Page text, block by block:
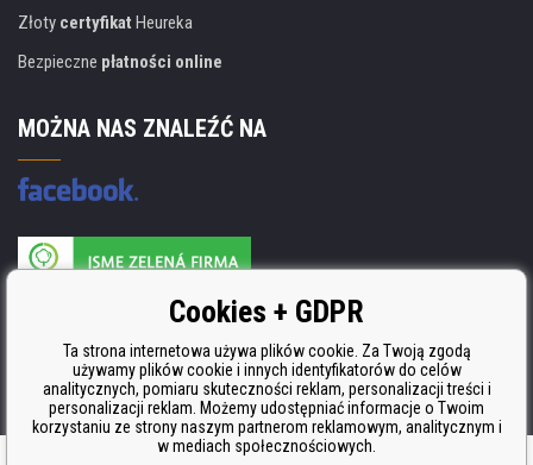
Złoty certyfikat Heureka
Bezpieczne płatności online
MOŻNA NAS ZNALEŹĆ NA
Producent wkładów posiada certyfikat
ISO 9001, ISO 14001 i STMC.Cookies + GDPR
Ta strona internetowa używa plików cookie. Za Twoją zgodą
używamy plików cookie i innych identyfikatorów do celów
analitycznych, pomiaru skuteczności reklam, personalizacji treści i
personalizacji reklam. Możemy udostępniać informacje o Twoim
korzystaniu ze strony naszym partnerom reklamowym, analitycznym i
w mediach społecznościowych.